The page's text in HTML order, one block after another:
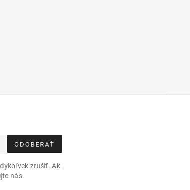
ODOBERAŤ
zrušiť. Ak
nás.